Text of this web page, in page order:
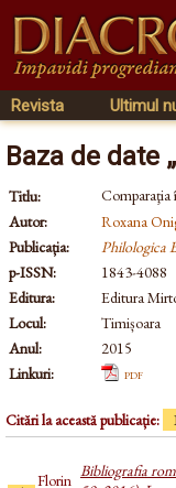
Revista Ultimul
Baza de date
Titlu:
Comparaţia
Autor:
Roxana
Publicația:
Philologica
p-ISSN:
1843-4088
Editura:
Editura
Locul:
Timișoara
Anul:
2015
Linkuri:
pdf
Citări la această publicație:
Florin Bibliografia